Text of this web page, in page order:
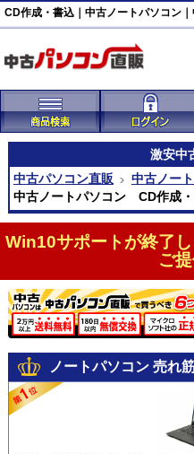
CD作成・書込｜中古ノートパソコン
激安中
中古パソコン直販
中古ノー
中古ノートパソコン CD作成
Win10サポートが終了
ご
ノートパソコン 売れ